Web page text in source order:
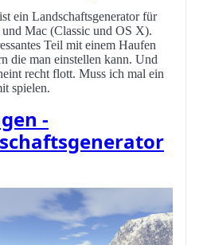
ist ein Landschaftsgenerator für
Mac (Classic und OS X).
Teil mit einem Haufen
die man einstellen kann. Und
recht flott. Muss ich mal ein
spielen.
-